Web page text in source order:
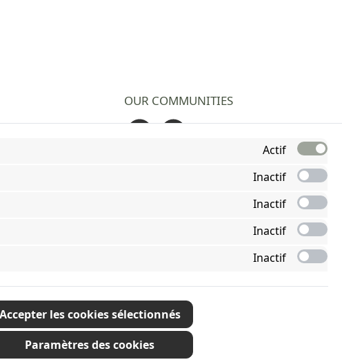
OUR COMMUNITIES
indication contraire.
Actif
Inactif
Inactif
Inactif
Inactif
Accepter les cookies sélectionnés
Paramètres des cookies